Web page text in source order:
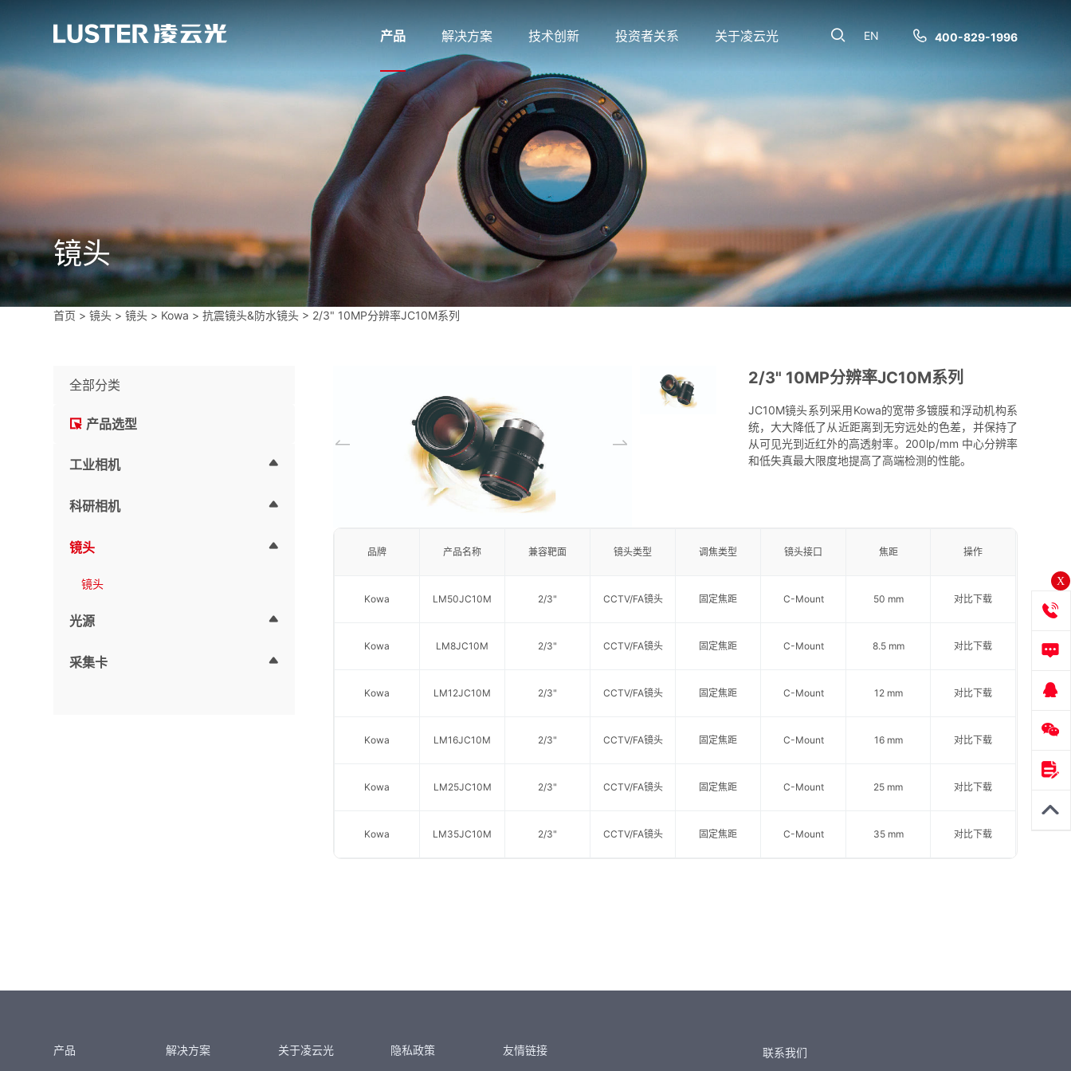
400-829-1996
EN
产品 解决方案 技术创新 投资者关系 关于凌云光
镜头
首页 >镜头 >镜头 > Kowa >抗震镜头&防水镜头 > 2/3" 10MP分辨率JC10M系列
全部分类
产品选型
工业相机
科研相机
镜头
镜头
光源
采集卡
2/3" 10MP分辨率JC10M系列
JC10M镜头系列采用Kowa的宽带多镀膜和浮动机构系
统，大大降低了从近距离到无穷远处的色差，并保持了
从可见光到近红外的高透射率。200lp/mm 中心分辨率
和低失真最大限度地提高了高端检测的性能。
品牌 产品名称 兼容靶面 镜头类型 调焦类型 镜头接口 焦距 操作
Kowa LM50JC10M 2/3" CCTV/FA镜头 固定焦距 C-Mount 50 mm 对比下载
Kowa LM8JC10M 2/3" CCTV/FA镜头 固定焦距 C-Mount 8.5 mm 对比下载
Kowa LM12JC10M 2/3" CCTV/FA镜头 固定焦距 C-Mount 12 mm 对比下载
Kowa LM16JC10M 2/3" CCTV/FA镜头 固定焦距 C-Mount 16 mm 对比下载
Kowa LM25JC10M 2/3" CCTV/FA镜头 固定焦距 C-Mount 25 mm 对比下载
Kowa LM35JC10M 2/3" CCTV/FA镜头 固定焦距 C-Mount 35 mm 对比下载
产品 解决方案 关于凌云光 隐私政策 友情链接 联系我们
X